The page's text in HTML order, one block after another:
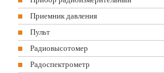
Приемник давления
Пульт
Радиовысотомер
Радоспектрометр